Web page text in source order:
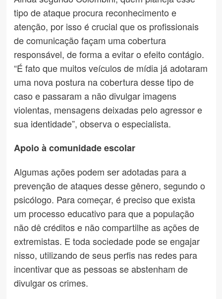
tipo de ataque procura reconhecimento e
atenção, por isso é crucial que os profissionais
de comunicação façam uma cobertura
responsável, de forma a evitar o efeito contágio.
“É fato que muitos veículos de mídia já adotaram
uma nova postura na cobertura desse tipo de
caso e passaram a não divulgar imagens
violentas, mensagens deixadas pelo agressor e
sua identidade”, observa o especialista.
Apoio à comunidade escolar
Algumas ações podem ser adotadas para a
prevenção de ataques desse gênero, segundo o
psicólogo. Para começar, é preciso que exista
um processo educativo para que a população
não dê créditos e não compartilhe as ações de
extremistas. E toda sociedade pode se engajar
nisso, utilizando de seus perfis nas redes para
incentivar que as pessoas se abstenham de
divulgar os crimes.